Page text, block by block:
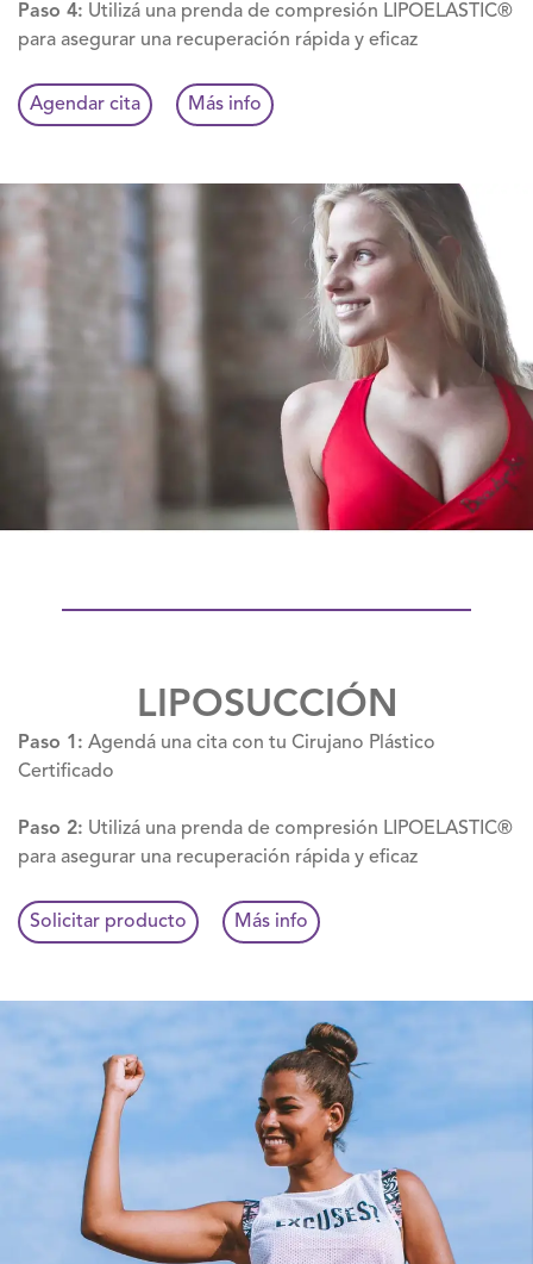
Paso 4: Utilizá una prenda de compresión LIPOELASTIC®
para asegurar una recuperación rápida y eficaz
Agendar cita Más info
LIPOSUCCIÓN
Paso 1: Agendá una cita con tu Cirujano Plástico
Certificado
Paso 2: Utilizá una prenda de compresión LIPOELASTIC®
para asegurar una recuperación rápida y eficaz
Solicitar producto Más info